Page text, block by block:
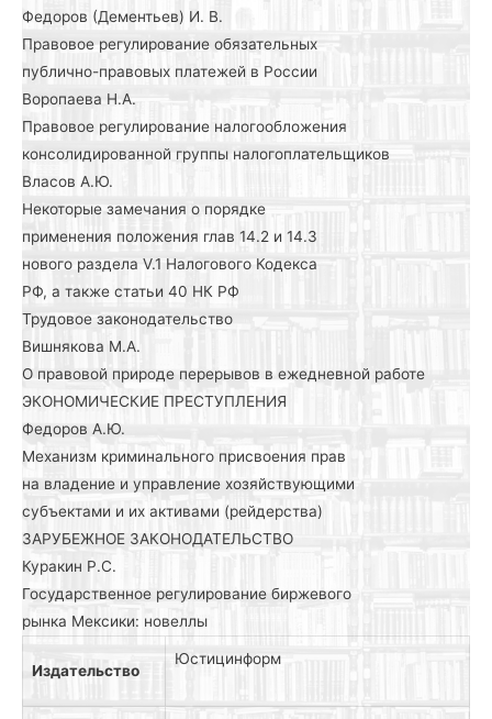
Федоров (Дементьев) И. В.
Правовое регулирование обязательных
публично-правовых платежей в России
Воропаева Н.А.
Правовое регулирование налогообложения
консолидированной группы налогоплательщиков
Власов А.Ю.
Некоторые замечания о порядке
применения положения глав 14.2 и 14.3
нового раздела V.1 Налогового Кодекса
РФ, а также статьи 40 НК РФ
Трудовое законодательство
Вишнякова М.А.
О правовой природе перерывов в ежедневной работе
ЭКОНОМИЧЕСКИЕ ПРЕСТУПЛЕНИЯ
Федоров А.Ю.
Механизм криминального присвоения прав
на владение и управление хозяйствующими
субъектами и их активами (рейдерства)
ЗАРУБЕЖНОЕ ЗАКОНОДАТЕЛЬСТВО
Куракин Р.С.
Государственное регулирование биржевого
рынка Мексики: новеллы
Издательство
Юстицинформ